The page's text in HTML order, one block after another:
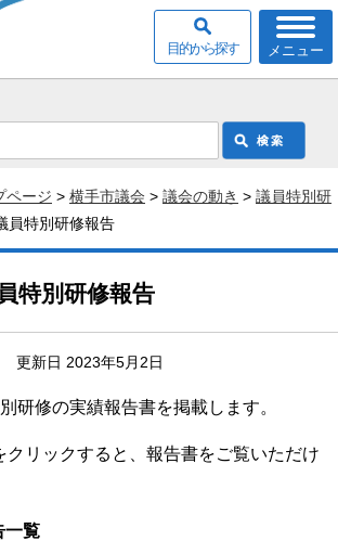
メニュー
目的から探す
ページ > 横手市議会 > 議会の動き > 議員特別研
員特別研修報告
特別研修報告
更新日 2023年5月2日
研修の実績報告書を掲載します。
クリックすると、報告書をご覧いただけ
一覧